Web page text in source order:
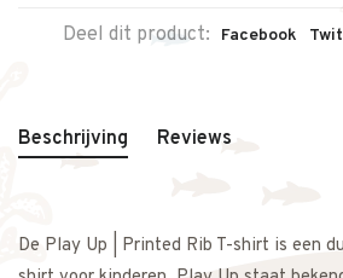
Deel dit product: Facebook
Beschrijving Reviews
De Play Up | Printed Rib T-shirt is een